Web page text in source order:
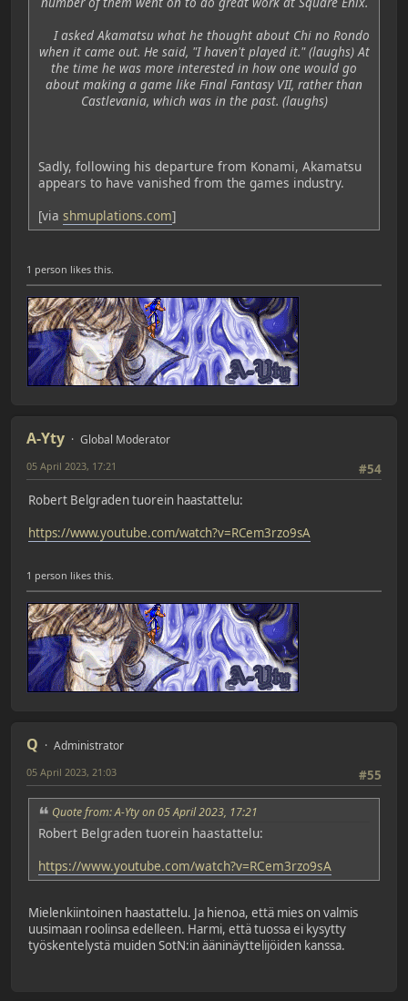
I asked Akamatsu what he thought about Chi no Rondo
when it came out. He said, "I haven't played it." (laughs) At
the time he was more interested in how one would go
about making a game like Final Fantasy VII, rather than
Castlevania, which was in the past. (laughs)
Sadly, following his departure from Konami, Akamatsu
appears to have vanished from the games industry.
[via shmuplations.com]
1 person likes this.
A-Yty Global Moderator
#54
05 April 2023, 17:21
Robert Belgraden tuorein haastattelu:
https://www.youtube.com/watch?v=RCem3rzo9sA
1 person likes this.
Q Administrator
#55
05 April 2023, 21:03
Quote from: A-Yty on 05 April 2023, 17:21
Robert Belgraden tuorein haastattelu:
https://www.youtube.com/watch?v=RCem3rzo9sA
Mielenkiintoinen haastattelu. Ja hienoa, että mies on valmis
uusimaan roolinsa edelleen. Harmi, että tuossa ei kysytty
työskentelystä muiden SotN:in ääninäyttelijöiden kanssa.